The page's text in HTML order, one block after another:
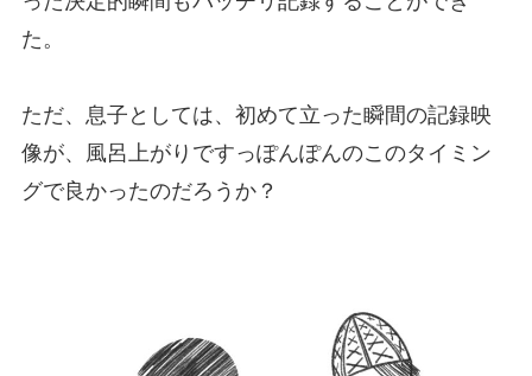
た。
ただ、息子としては、初めて立った瞬間の記録映
像が、風呂上がりですっぽんぽんのこのタイミン
グで良かったのだろうか？